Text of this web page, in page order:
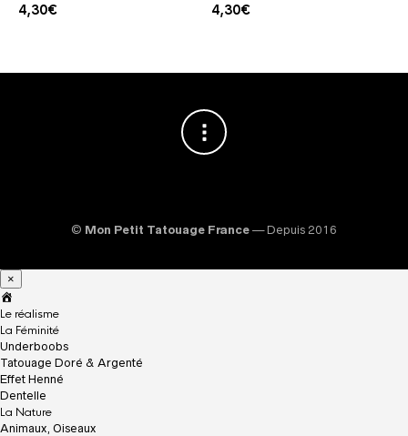
4,30€ 4,30€
© Mon Petit Tatouage France — Depuis 2016
×
c
c
u
e
i
l
Le réalisme
La Féminité
Underboobs
Tatouage Doré & Argenté
Effet Henné
Dentelle
La Nature
Animaux, Oiseaux